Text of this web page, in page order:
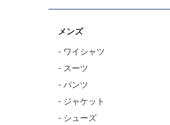
メンズ
- ワイシャツ
- スーツ
- パンツ
- ジャケット
- シューズ